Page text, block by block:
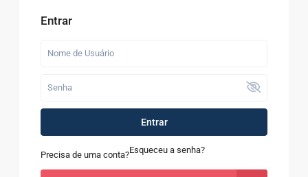
Entrar
Entrar
Precisa de uma conta?Esqueceu a senha?